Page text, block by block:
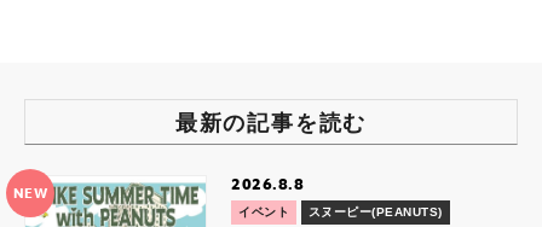
最新の記事を読む
NEW 2026.8.8
イベント スヌーピー(PEANUTS)